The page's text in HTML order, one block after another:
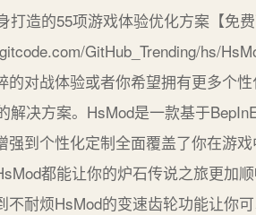
打造的55项游戏体验优化方案【免
GitHub_Trending/hs/
的对战体验或者你希望拥有更多个
解决方案。HsMod是一款基于
强到个性化定制全面覆盖了你在游
都能让你的炉石传说之旅更加
不耐烦HsMod的变速齿轮功能让你